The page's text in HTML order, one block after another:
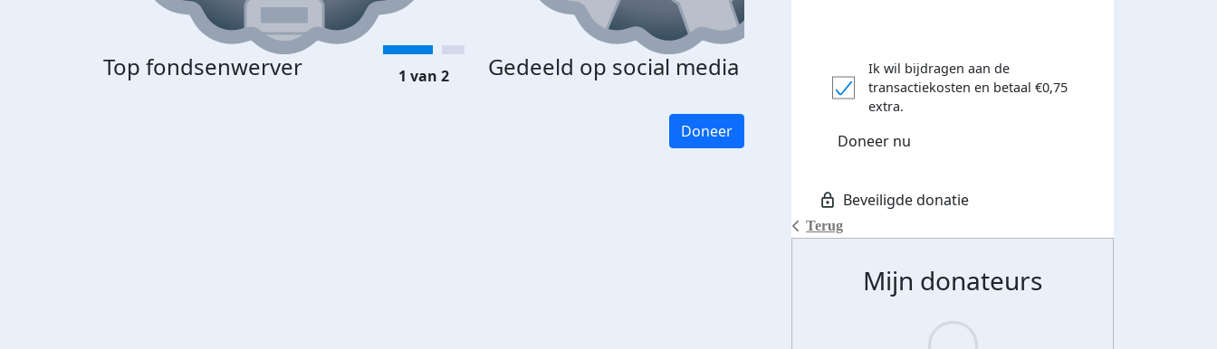
Top fondsenwerver Gedeeld op social media Donateurs bedankt
1 van 2
Doneer
Terug
Ik wil bijdragen aan de
transactiekosten en betaal €0,75
extra.
Doneer nu
Mijn donateurs